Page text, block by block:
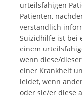
urteilsfähigen
Patienten,
verständlich
Suizidhilfe ist bei
einem
wenn diese/
einer Krankheit
leidet, wenn
oder sie/er diese